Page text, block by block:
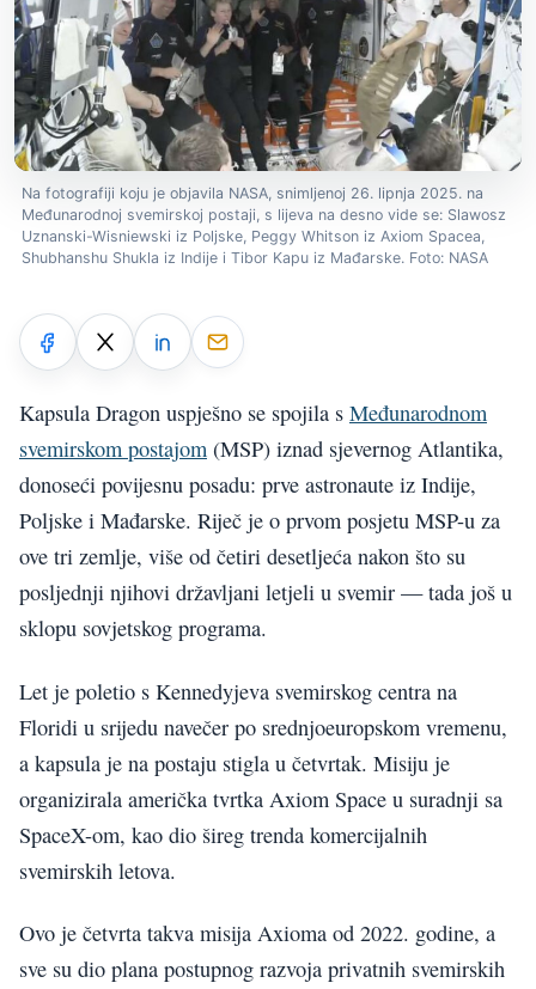
Na fotografiji koju je objavila NASA, snimljenoj 26. lipnja 2025. na
Međunarodnoj svemirskoj postaji, s lijeva na desno vide se: Slawosz
Uznanski-Wisniewski iz Poljske, Peggy Whitson iz Axiom Spacea,
Shubhanshu Shukla iz Indije i Tibor Kapu iz Mađarske. Foto: NASA
Kapsula Dragon uspješno se spojila s Međunarodnom
svemirskom postajom (MSP) iznad sjevernog Atlantika,
donoseći povijesnu posadu: prve astronaute iz Indije,
Poljske i Mađarske. Riječ je o prvom posjetu MSP-u za
ove tri zemlje, više od četiri desetljeća nakon što su
posljednji njihovi državljani letjeli u svemir — tada još u
sklopu sovjetskog programa.
Let je poletio s Kennedyjeva svemirskog centra na
Floridi u srijedu navečer po srednjoeuropskom vremenu,
a kapsula je na postaju stigla u četvrtak. Misiju je
organizirala američka tvrtka Axiom Space u suradnji sa
SpaceX-om, kao dio šireg trenda komercijalnih
svemirskih letova.
Ovo je četvrta takva misija Axioma od 2022. godine, a
sve su dio plana postupnog razvoja privatnih svemirskih